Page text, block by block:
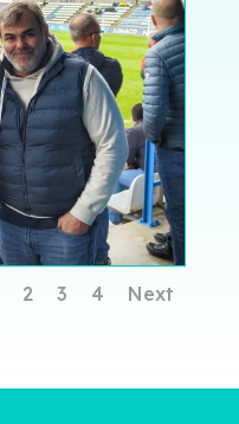
2 3 4 Next